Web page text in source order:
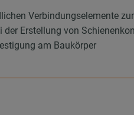
Verbindungselemente
der Erstellung von
am Baukörper